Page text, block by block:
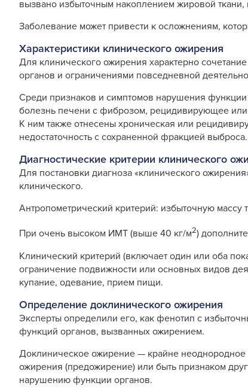
вызвано избыточным накоплением жировой
Заболевание может привести к осложнениям,
Характеристики клинического ожирения
Для клинического ожирения характерно
органов и ограничениями повседневной
Среди признаков и симптомов нарушения
болезнь печени с фиброзом, рецидивирующее или
К ним также отнесены хроническая или
недостаточность с сохраненной фракцией выброса.
Диагностические критерии клинического
Для постановки диагноза «клинического
клинического.
Антропометрический критерий: избыточную
При очень высоком ИМТ (выше 40 кг/м2)
Клинический критерий (включает один или оба
ограничение подвижности или основных видов
купание, одевание, прием пищи.
Определение доклинического ожирения
Эксперты определили его, как фенотип с
функций органов, вызванных ожирением.
Доклиническое ожирение — крайне неоднородное
ожирения (предожирение) или быть признаком
нарушению функции органов.